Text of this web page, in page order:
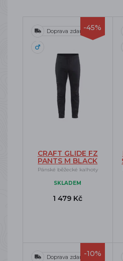
-45%
Doprava zdarma
CRAFT GLIDE FZ
PANTS M BLACK
Pánské běžecké kalhoty
SKLADEM
1 479 Kč
-10%
Doprava zdarma